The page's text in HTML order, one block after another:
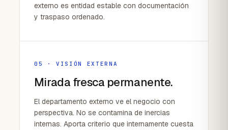
externo es entidad estable con documentación
y traspaso ordenado.
05 · VISIÓN EXTERNA
Mirada fresca permanente.
El departamento externo ve el negocio con
perspectiva. No se contamina de inercias
internas. Aporta criterio que internamente cuesta